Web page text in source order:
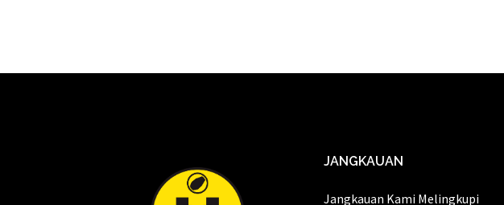
JANGKAUAN
Jangkauan Kami Melingkupi